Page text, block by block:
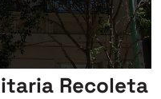
Recoleta